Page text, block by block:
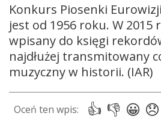
Konkurs Piosenki
jest od 1956 roku. W 2015
wpisany do księgi
najdłużej transmitowany
muzyczny w historii. (IAR)